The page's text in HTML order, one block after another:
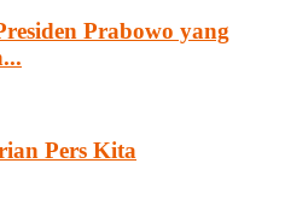
Prabowo yang
Pers Kita